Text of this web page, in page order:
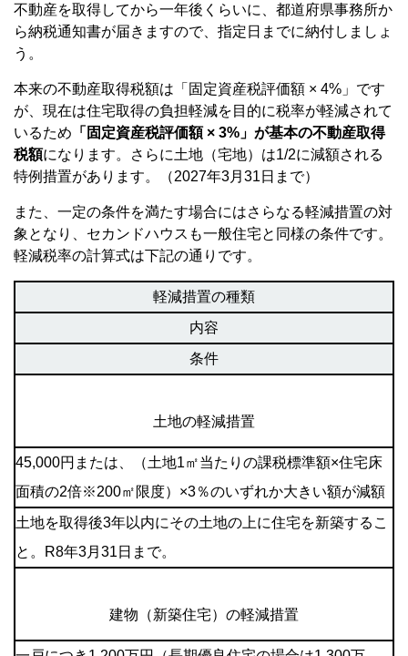
不動産を取得してから一年後くらいに、都道府県事務所か
ら納税通知書が届きますので、指定日までに納付しましょ
う。
本来の不動産取得税額は「固定資産税評価額 × 4%」です
が、現在は住宅取得の負担軽減を目的に税率が軽減されて
いるため 「固定資産税評価額 × 3%」が基本の不動産取得
税額になります。さらに土地（宅地）は1/2に減額される
特例措置があります。（2027年3月31日まで）
また、一定の条件を満たす場合にはさらなる軽減措置の対
象となり、セカンドハウスも一般住宅と同様の条件です。
軽減税率の計算式は下記の通りです。
軽減措置の種類
内容
条件
土地の軽減措置
45,000円または、（土地1㎡当たりの課税標準額×住宅床
面積の2倍※200㎡限度）×3％のいずれか大きい額が減額
土地を取得後3年以内にその土地の上に住宅を新築するこ
と。R8年3月31日まで。
建物（新築住宅）の軽減措置